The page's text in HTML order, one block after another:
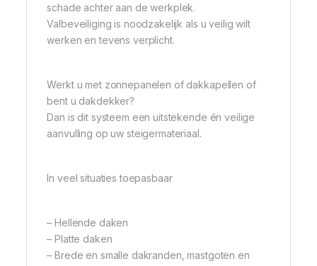
schade achter aan de werkplek.
Valbeveiliging is noodzakelijk als u veilig wilt
werken en tevens verplicht.
Werkt u met zonnepanelen of dakkapellen of
bent u dakdekker?
Dan is dit systeem een uitstekende én veilige
aanvulling op uw steigermateriaal.
In veel situaties toepasbaar
– Hellende daken
– Platte daken
– Brede en smalle dakranden, mastgoten en